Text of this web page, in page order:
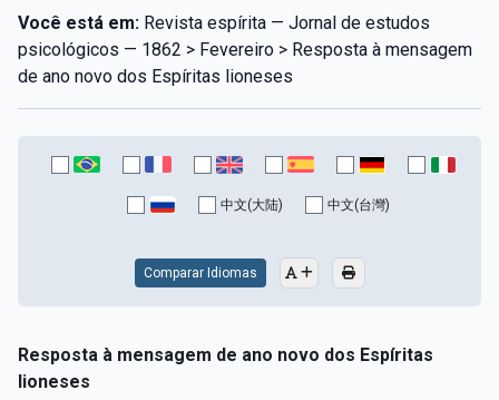
Você está em: Revista espírita — Jornal de estudos
psicológicos — 1862 > Fevereiro > Resposta à mensagem
de ano novo dos Espíritas lioneses
中文(大陆) 中文(台灣)
Comparar Idiomas
Resposta à mensagem de ano novo dos Espíritas
lioneses